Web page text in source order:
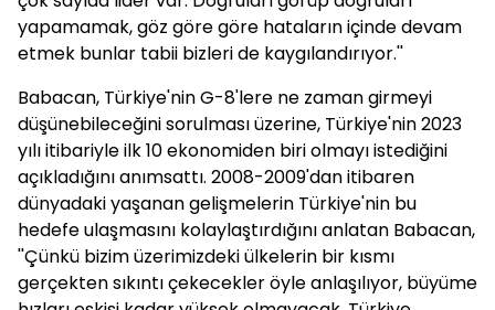
yapamamak, göz göre göre hataların içinde devam
etmek bunlar tabii bizleri de kaygılandırıyor.''
Babacan, Türkiye'nin G-8'lere ne zaman girmeyi
düşünebileceğini sorulması üzerine, Türkiye'nin 2023
yılı itibariyle ilk 10 ekonomiden biri olmayı istediğini
açıkladığını anımsattı. 2008-2009'dan itibaren
dünyadaki yaşanan gelişmelerin Türkiye'nin bu
hedefe ulaşmasını kolaylaştırdığını anlatan Babacan,
''Çünkü bizim üzerimizdeki ülkelerin bir kısmı
gerçekten sıkıntı çekecekler öyle anlaşılıyor, büyüme